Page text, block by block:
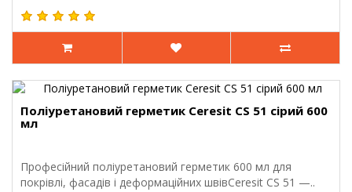
Поліуретановий герметик Ceresit CS 51 сірий 600
мл
Професійний поліуретановий герметик 600 мл для
покрівлі, фасадів і деформаційних швівCeresit CS 51 —..